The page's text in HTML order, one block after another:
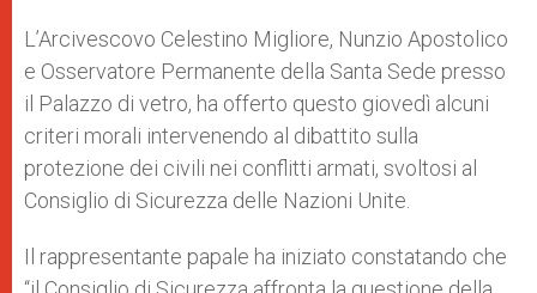
L’Arcivescovo Celestino Migliore, Nunzio Apostolico
e Osservatore Permanente della Santa Sede presso
il Palazzo di vetro, ha offerto questo giovedì alcuni
criteri morali intervenendo al dibattito sulla
protezione dei civili nei conflitti armati, svoltosi al
Consiglio di Sicurezza delle Nazioni Unite.
Il rappresentante papale ha iniziato constatando che